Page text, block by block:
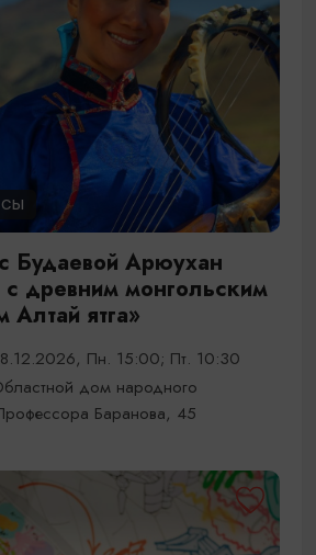
Будаевой Арюухан
с древним монгольским
Алтай ятга»
Пн. 15:00; Пт. 10:30
дом народного
Баранова, 45